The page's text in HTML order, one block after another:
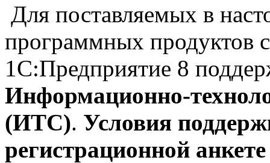
Для поставляемых в
программных продуктов
1С:Предприятие 8
Информационно-
(ИТС). Условия
регистрационной